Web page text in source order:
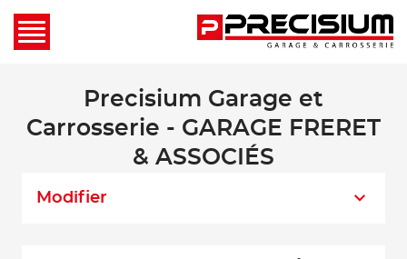
Precisium Garage et
Carrosserie - GARAGE FRERET
& ASSOCIÉS
Modifier